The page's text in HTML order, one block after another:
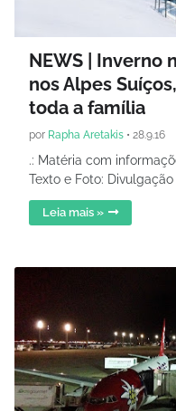
NEWS | Inverno
nos Alpes
toda a família
por Rapha Aretakis • 28.9.16
.: Matéria com
Texto e Foto:
Leia mais »